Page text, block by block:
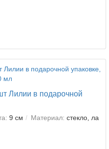
Лилии в подарочной
9 см Материал: стекло, ла